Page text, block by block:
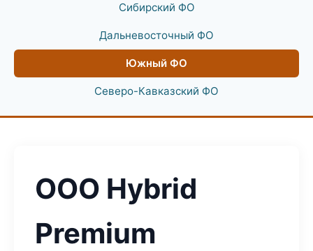
Сибирский ФО
Дальневосточный ФО
Южный ФО
Северо-Кавказский ФО
ООО Hybrid
Premium